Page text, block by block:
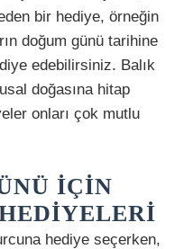
bir hediye, örneğin
doğum günü tarihine
edebilirsiniz. Balık
doğasına hitap
onları çok mutlu
İÇIN
hediye seçerken,